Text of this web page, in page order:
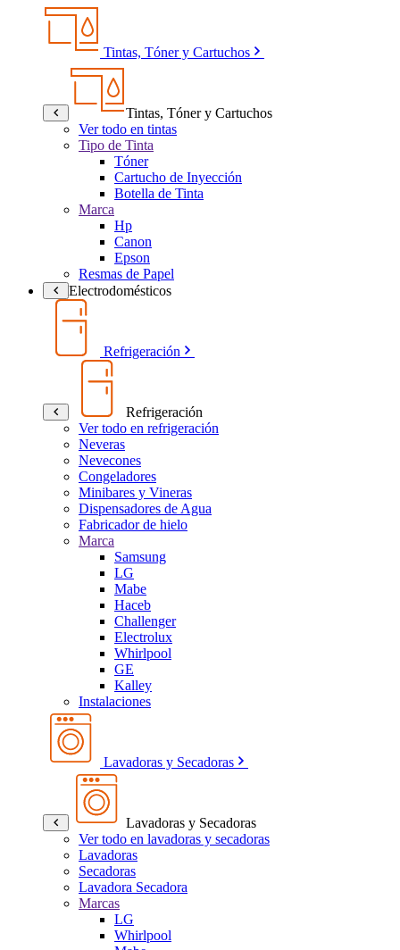
Tintas, Tóner y Cartuchos
Tintas, Tóner y Cartuchos
Ver todo en tintas
Tipo de Tinta
Tóner
Cartucho de Inyección
Botella de Tinta
Marca
Hp
Canon
Epson
Resmas de Papel
Electrodomésticos
Refrigeración
Refrigeración
Ver todo en refrigeración
Neveras
Nevecones
Congeladores
Minibares y Vineras
Dispensadores de Agua
Fabricador de hielo
Marca
Samsung
LG
Mabe
Haceb
Challenger
Electrolux
Whirlpool
GE
Kalley
Instalaciones
Lavadoras y Secadoras
Lavadoras y Secadoras
Ver todo en lavadoras y secadoras
Lavadoras
Secadoras
Lavadora Secadora
Marcas
LG
Whirlpool